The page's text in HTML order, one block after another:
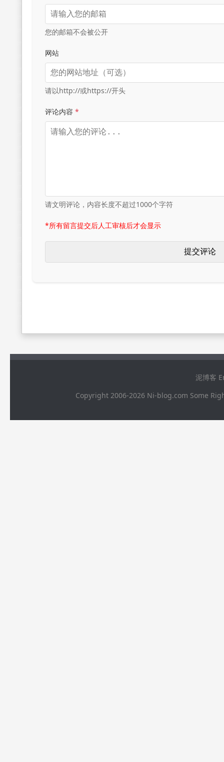
您的邮箱不会被公开
网站
请以http://或https://开头
评论内容 *
请文明评论，内容长度不超过1000个字符
*所有留言提交后人工审核后才会显示
泥博客
Copyright 2006-2026 Ni-blog.com Some